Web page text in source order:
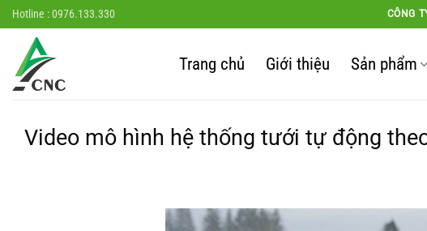
Chuyển
đến
dung
Hotline : 0976.133.330 CÔNG
Trang chủ Giới thiệu Sản phẩm
Video mô hình hệ thống tưới tự động